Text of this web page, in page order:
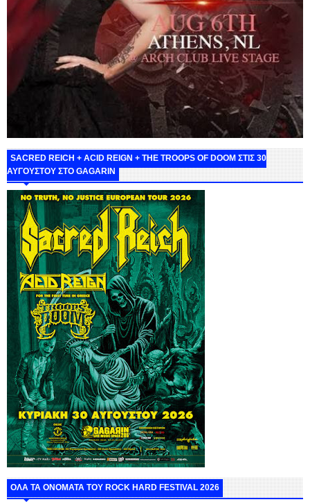
SACRED REICH + ACID REIGN + THE TROOPS OF DOOM ΣΤΙΣ 30
ΑΥΓΟΥΣΤΟΥ ΣΤΟ GAGARIN
ΟΛΑ ΤΑ ΟΝΟΜΑΤΑ ΤΟΥ ROCK HARD FESTIVAL 2026